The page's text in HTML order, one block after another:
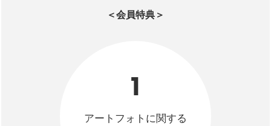
＜会員特典＞
1
アートフォトに関する